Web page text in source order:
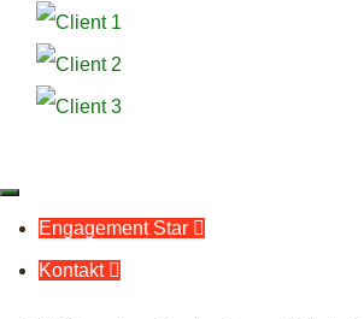
Engagement Star 
Kontakt